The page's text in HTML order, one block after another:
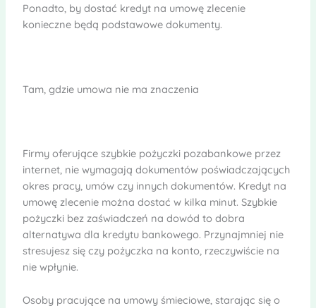
Ponadto, by dostać kredyt na umowę zlecenie
konieczne będą podstawowe dokumenty.
Tam, gdzie umowa nie ma znaczenia
Firmy oferujące szybkie pożyczki pozabankowe przez
internet, nie wymagają dokumentów poświadczających
okres pracy, umów czy innych dokumentów. Kredyt na
umowę zlecenie można dostać w kilka minut. Szybkie
pożyczki bez zaświadczeń na dowód to dobra
alternatywa dla kredytu bankowego. Przynajmniej nie
stresujesz się czy pożyczka na konto, rzeczywiście na
nie wpłynie.
Osoby pracujące na umowy śmieciowe, starając się o